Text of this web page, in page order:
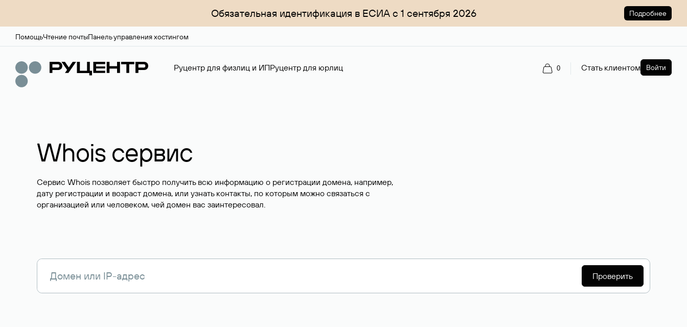
Обязательная идентификация в ЕСИА с 1 сентября 2026 Подробнее
ПомощьЧтение почтыПанель управления хостингом
Руцентр для физлиц и ИПРуцентр для юрлиц 0 Стать клиентом Войти
Whois сервис
Сервис Whois позволяет быстро получить всю информацию о регистрации домена, например,
дату регистрации и возраст домена, или узнать контакты, по которым можно связаться с
организацией или человеком, чей домен вас заинтересовал.
Проверить